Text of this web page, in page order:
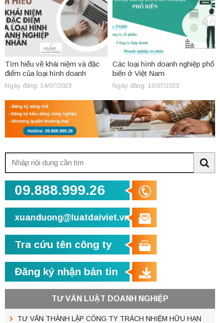
Tìm hiểu về khái niệm và đặc
điểm của loại hình doanh
nghiệp tư nhân
Ngày đăng: 14/07/2023
Các loại hình doanh nghiệp phổ
biến ở Việt Nam
Ngày đăng: 13/07/2023
kiếm:
09.888.999.26
xuanduong@luatdaiviet.vn
Tra cứu tên công ty
Đăng ký nhận bản tin
TƯ VẤN LUẬT DOANH NGHIỆP
TƯ VẤN THÀNH LẬP CÔNG TY TRÁCH NHIỆM HỮU HẠN